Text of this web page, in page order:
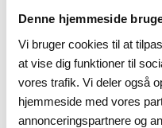
Denne hjemmeside
Vi bruger cookies til at
at vise dig funktioner til
vores trafik. Vi deler også
hjemmeside med vores
annonceringspartnere og